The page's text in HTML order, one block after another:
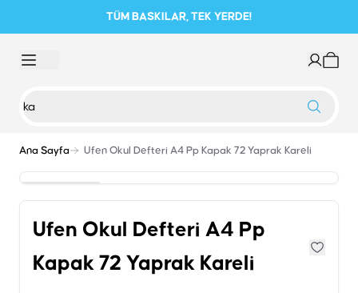
TÜM BASKILAR, TEK YERDE!
Ana Sayfa Ufen Okul Defteri A4 Pp Kapak 72 Yaprak Kareli
Ufen Okul Defteri A4 Pp
Kapak 72 Yaprak Kareli